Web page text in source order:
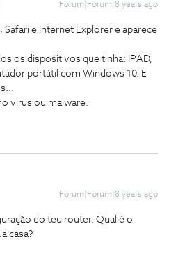
Forum|Forum|8 years ago
Safari e Internet Explorer e aparece
os dispositivos que tinha: IPAD,
portátil com Windows 10. E
virus ou malware.
Forum|Forum|8 years ago
do teu router. Qual é o
casa?